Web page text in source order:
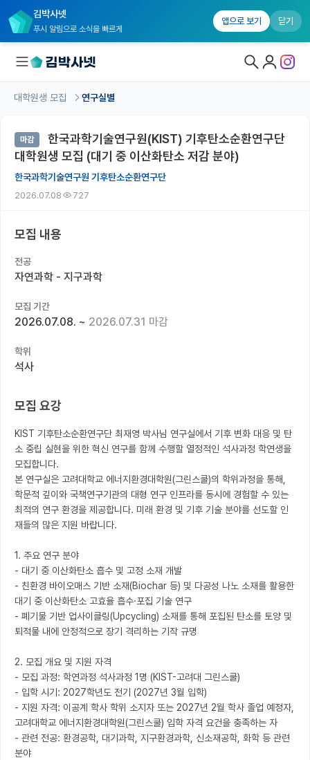
김박사넷
푸시 알림으로 소식을 빠르게
앱으로 보기 닫기
대학원생 모집 홈
기관별 모집 정보
연구실별 모집 정보
전공별 모집 정보
국내대학원 정보
연구실&오픈랩
커리어
반도체 아카데미
재팬라운지 🌸
대학원생 모집 연구실별
마감
한국과학기술연구원(KIST) 기후탄소순환연구단
대학원생 모집 (대기 중 이산화탄소 저감 분야)
한국과학기술연구원 기후탄소순환연구단
2026.07.08 727
모집 내용
전공
자연과학 - 지구과학
모집 기간
2026.07.08. ~ 2026.07.31 마감
학위
석사
모집 요강
KIST 기후탄소순환연구단 최재영 박사님 연구실에서 기후 변화 대응 및 탄
소 중립 실현을 위한 혁신 연구를 함께 수행할 열정적인 석사과정 학연생을
모집합니다.
본 연구실은 고려대학교 에너지환경대학원(그린스쿨)의 학위과정을 통해,
학문적 깊이와 국책연구기관의 대형 연구 인프라를 동시에 경험할 수 있는
최적의 연구 환경을 제공합니다. 미래 환경 및 기후 기술 분야를 선도할 인
재들의 많은 지원 바랍니다.
1. 주요 연구 분야
- 대기 중 이산화탄소 흡수 및 고정 소재 개발
- 친환경 바이오매스 기반 소재(Biochar 등) 및 다공성 나노 소재를 활용한
대기 중 이산화탄소 고효율 흡수·포집 기술 연구
- 폐기물 기반 업사이클링(Upcycling) 소재를 통해 포집된 탄소를 토양 및
퇴적물 내에 안정적으로 장기 격리하는 기작 규명
2. 모집 개요 및 지원 자격
- 모집 과정: 학연과정 석사과정 1명 (KIST-고려대 그린스쿨)
- 입학 시기: 2027학년도 전기 (2027년 3월 입학)
- 지원 자격: 이공계 학사 학위 소지자 또는 2027년 2월 학사 졸업 예정자,
고려대학교 에너지환경대학원(그린스쿨) 입학 자격 요건을 충족하는 자
- 관련 전공: 환경공학, 대기과학, 지구환경과학, 신소재공학, 화학 등 관련
분야